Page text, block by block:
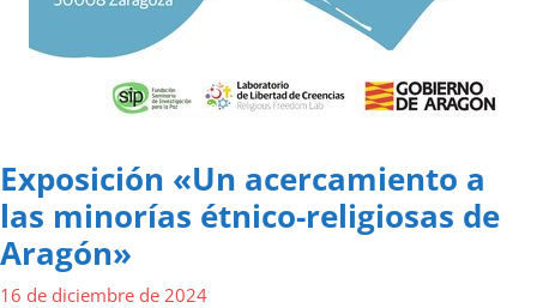
Exposición «Un acercamiento a
las minorías étnico-religiosas de
Aragón»
16 de diciembre de 2024